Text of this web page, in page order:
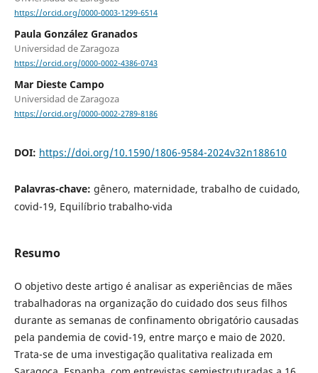
https://orcid.org/0000-0003-1299-6514
Paula González Granados
Universidad de Zaragoza
https://orcid.org/0000-0002-4386-0743
Mar Dieste Campo
Universidad de Zaragoza
https://orcid.org/0000-0002-2789-8186
DOI: https://doi.org/10.1590/1806-9584-2024v32n188610
Palavras-chave: gênero, maternidade, trabalho de cuidado,
covid-19, Equilíbrio trabalho-vida
Resumo
O objetivo deste artigo é analisar as experiências de mães
trabalhadoras na organização do cuidado dos seus filhos
durante as semanas de confinamento obrigatório causadas
pela pandemia de covid-19, entre março e maio de 2020.
Trata-se de uma investigação qualitativa realizada em